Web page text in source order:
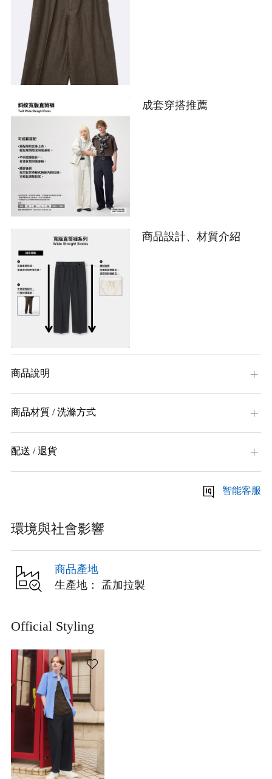
成套穿搭推薦
商品設計、材質介紹
商品說明
商品材質 / 洗滌方式
配送 / 退貨
智能客服
環境與社會影響
商品產地
生產地： 孟加拉製
Official Styling